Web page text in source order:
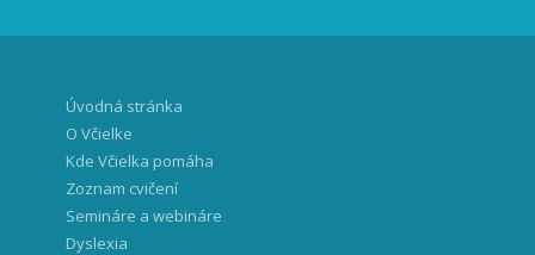
Úvodná stránka
O Včielke
Kde Včielka pomáha
Zoznam cvičení
Semináre a webináre
Dyslexia